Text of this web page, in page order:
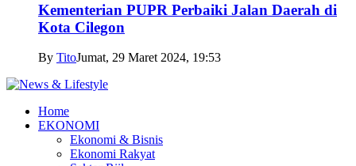
Kementerian PUPR Perbaiki Jalan Daerah di
Kota Cilegon
By TitoJumat, 29 Maret 2024, 19:53
Home
EKONOMI
Ekonomi & Bisnis
Ekonomi Rakyat